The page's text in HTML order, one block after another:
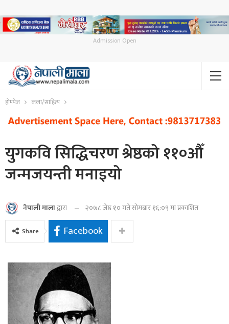
Admission Open
होमपेज कला/साहित्य
युगकवि सिद्धिचरण श्रेष्ठको ११०औँ
जन्मजयन्ती मनाइयो
नेपाली मालाद्वारा २०७८ जेष्ठ १० गते सोमबार १६:०९ मा प्रकाशित
Share Facebook